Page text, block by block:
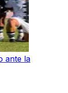
ante la